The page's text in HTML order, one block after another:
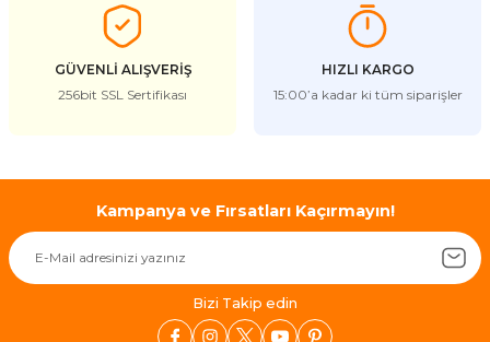
GÜVENLİ ALIŞVERİŞ
256bit SSL Sertifikası
HIZLI KARGO
15:00’a kadar ki tüm siparişler
Kampanya ve Fırsatları Kaçırmayın!
Bizi Takip edin